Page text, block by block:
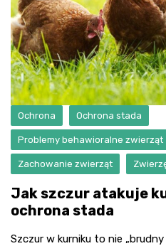
Ochrona Ochrona stada
Problemy behawioralne zwierząt
Zachowanie zwierząt
Jak szczur atakuje
ochrona stada
Szczur w kurniku to nie